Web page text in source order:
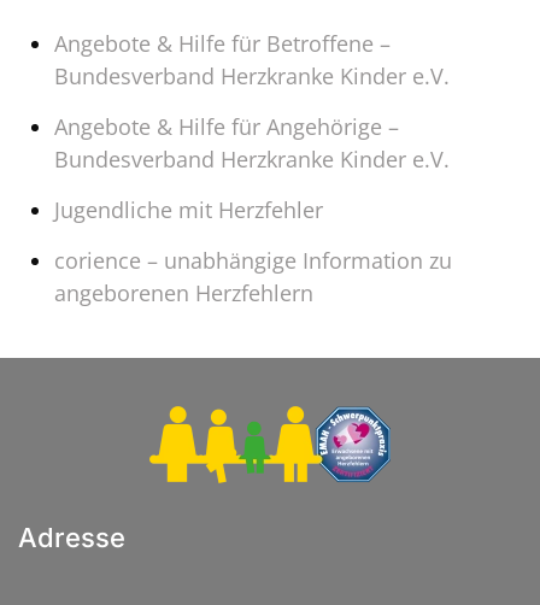
Angebote & Hilfe für Betroffene –
Bundesverband Herzkranke Kinder e.V.
Angebote & Hilfe für Angehörige –
Bundesverband Herzkranke Kinder e.V.
Jugendliche mit Herzfehler
corience – unabhängige Information zu
angeborenen Herzfehlern
Adresse